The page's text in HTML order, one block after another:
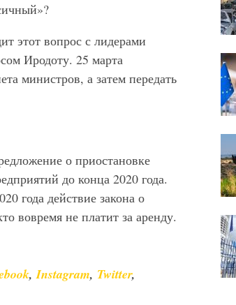
этот вопрос с лидерами
Иродоту. 25 марта
министров, а затем передать
о приостановке
до конца 2020 года.
года действие закона о
вовремя не платит за аренду.
,Instagram, Twitter,